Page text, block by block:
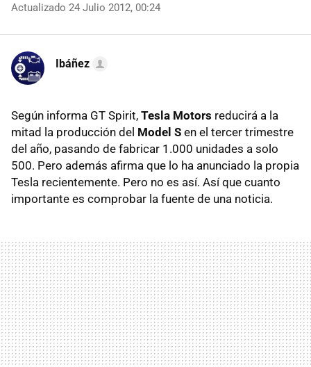
Actualizado 24 Julio 2012, 00:24
Ibáñez
Según informa GT Spirit, Tesla Motors reducirá a la
mitad la producción del Model S en el tercer trimestre
del año, pasando de fabricar 1.000 unidades a solo
500. Pero además afirma que lo ha anunciado la propia
Tesla recientemente. Pero no es así. Así que cuanto
importante es comprobar la fuente de una noticia.